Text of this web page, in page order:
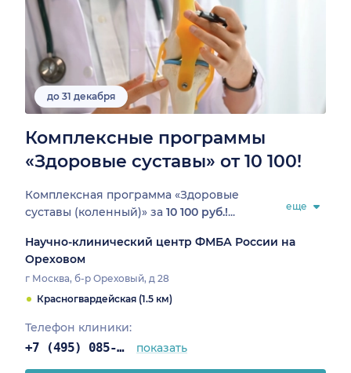
до 31 декабря
Комплексные программы
«Здоровые суставы» от 10 100!
Комплексная программа «Здоровые
суставы (коленный)» за 10 100 руб.!... еще
Научно-клинический центр ФМБА России на
Ореховом
г Москва, б-р Ореховый, д 28
Красногвардейская (1.5 км)
Телефон клиники:
+7 (495) 085-25-03 показать